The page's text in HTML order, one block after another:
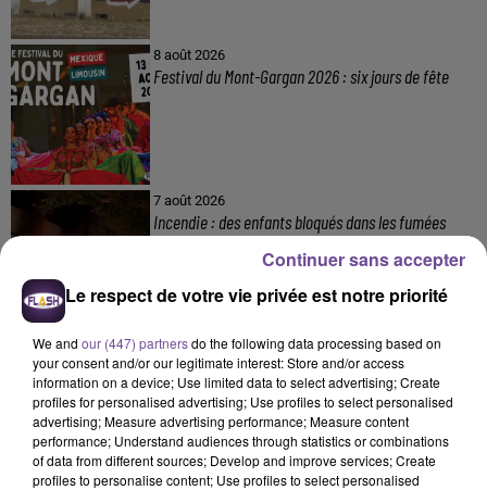
8 août 2026
Festival du Mont-Gargan 2026 : six jours de fête
7 août 2026
Incendie : des enfants bloqués dans les fumées
toxiques
DERNIERS TITRES
Le respect de votre vie privée est notre priorité
We and our (447) partnersdo the following data processing based on
your consent and/or our legitimate interest: Store and/or access
information on a device; Use limited data to select advertising; Create
profiles for personalised advertising; Use profiles to select personalised
advertising; Measure advertising performance; Measure content
performance; Understand audiences through statistics or combinations
of data from different sources; Develop and improve services; Create
profiles to personalise content; Use profiles to select personalised
Continuer sans accepter